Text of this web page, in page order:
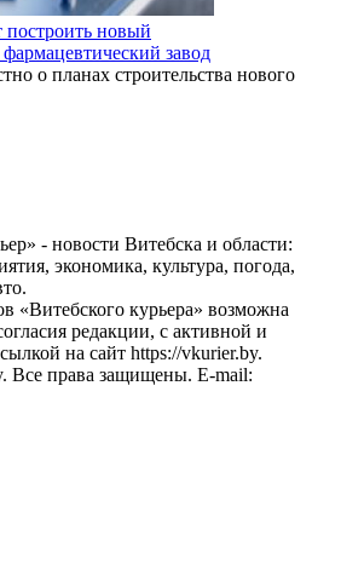
новый
завод
о планах строительства нового
- новости Витебска и области:
экономика, культура, погода,
«Витебского курьера» возможна
редакции, с активной и
на сайт https://vkurier.by.
Все права защищены. E-mail: